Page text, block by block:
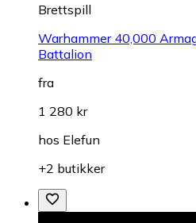
Brettspill
Warhammer 40,000
Battalion
fra
1 280 kr
hos Elefun
+2 butikker